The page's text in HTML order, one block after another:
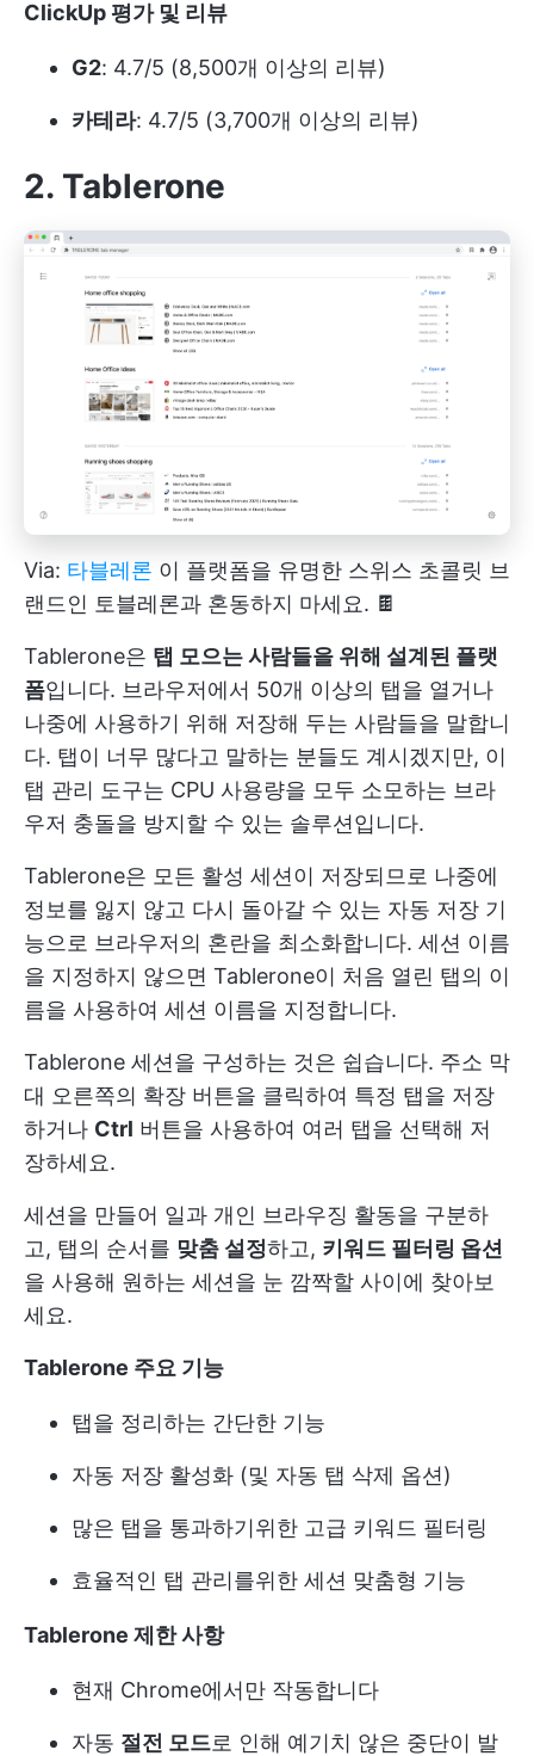
ClickUp 평가 및 리뷰
G2: 4.7/5 (8,500개 이상의 리뷰)
카테라: 4.7/5 (3,700개 이상의 리뷰)
2. Tablerone
Via: 타블레론 이 플랫폼을 유명한 스위스 초콜릿 브
랜드인 토블레론과 혼동하지 마세요. 🍫
Tablerone은 탭 모으는 사람들을 위해 설계된 플랫
폼입니다. 브라우저에서 50개 이상의 탭을 열거나
나중에 사용하기 위해 저장해 두는 사람들을 말합니
다. 탭이 너무 많다고 말하는 분들도 계시겠지만, 이
탭 관리 도구는 CPU 사용량을 모두 소모하는 브라
우저 충돌을 방지할 수 있는 솔루션입니다.
Tablerone은 모든 활성 세션이 저장되므로 나중에
정보를 잃지 않고 다시 돌아갈 수 있는 자동 저장 기
능으로 브라우저의 혼란을 최소화합니다. 세션 이름
을 지정하지 않으면 Tablerone이 처음 열린 탭의 이
름을 사용하여 세션 이름을 지정합니다.
Tablerone 세션을 구성하는 것은 쉽습니다. 주소 막
대 오른쪽의 확장 버튼을 클릭하여 특정 탭을 저장
하거나 Ctrl 버튼을 사용하여 여러 탭을 선택해 저
장하세요.
세션을 만들어 일과 개인 브라우징 활동을 구분하
고, 탭의 순서를 맞춤 설정하고, 키워드 필터링 옵션
을 사용해 원하는 세션을 눈 깜짝할 사이에 찾아보
세요.
Tablerone 주요 기능
탭을 정리하는 간단한 기능
자동 저장 활성화 (및 자동 탭 삭제 옵션)
많은 탭을 통과하기위한 고급 키워드 필터링
효율적인 탭 관리를위한 세션 맞춤형 기능
Tablerone 제한 사항
현재 Chrome에서만 작동합니다
자동 절전 모드로 인해 예기치 않은 중단이 발